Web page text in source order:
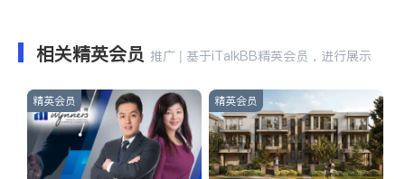
相关精英会员 推广 | 基于iTalkBB精英会员，进行展示
精英会员 精英会员